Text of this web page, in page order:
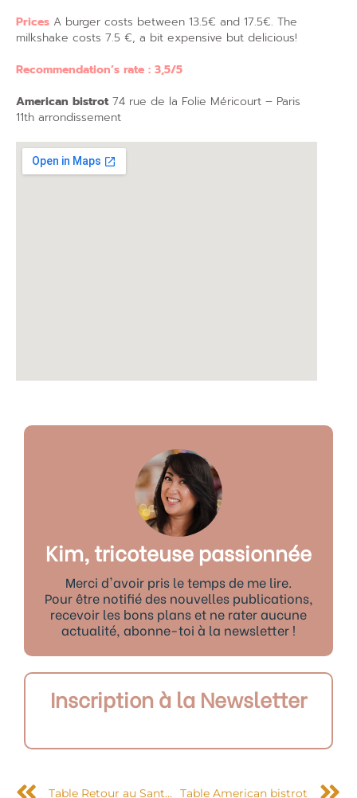
Prices A burger costs between 13.5€ and 17.5€. The
milkshake costs 7.5 €, a bit expensive but delicious!
Recommendation’s rate : 3,5/5
American bistrot74 rue de la Folie Méricourt – Paris
11th arrondissement
Kim, tricoteuse passionnée
Merci d'avoir pris le temps de me lire.
Pour être notifié des nouvelles publications,
recevoir les bons plans et ne rater aucune
actualité, abonne-toi à la newsletter !
Inscription à la Newsletter
Table Retour au Santa Carne Table American bistrot